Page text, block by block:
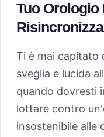
Tuo Orologio
Ti è mai capitato
sveglia e lucida
quando dovresti
lottare contro
insostenibile alle